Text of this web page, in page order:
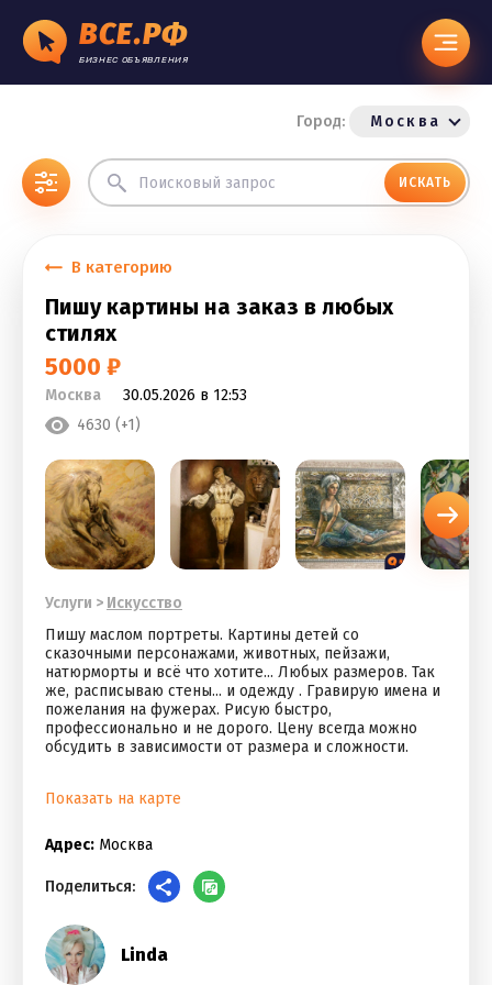
ВСЕ.РФ
БИЗНЕС ОБЪЯВЛЕНИЯ
Город: Москва
ИСКАТЬ
В категорию
Пишу картины на заказ в любых
стилях
5000 ₽
Москва
30.05.2026 в 12:53
4630 (+1)
Услуги > Искусство
Пишу маслом портреты. Картины детей со
сказочными персонажами, животных, пейзажи,
натюрморты и всё что хотите... Любых размеров. Так
же, расписываю стены... и одежду . Гравирую имена и
пожелания на фужерах. Рисую быстро,
профессионально и не дорого. Цену всегда можно
обсудить в зависимости от размера и сложности.
Показать на карте
Адрес: Москва
Поделиться:
Linda